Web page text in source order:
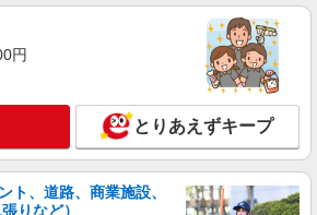
円
とりあえずキープ
ト、道路、商業施設、
りなど）